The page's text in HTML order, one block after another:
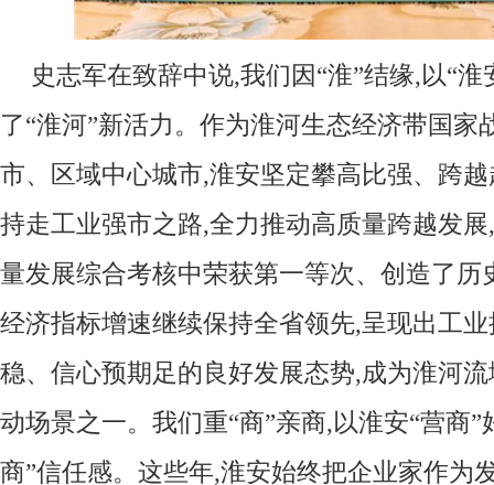
史志军在致辞中说,我们因“淮”结缘,以“
了“淮河”新活力。作为淮河生态经济带国家
市、区域中心城市,淮安坚定攀高比强、跨
持走工业强市之路,全力推动高质量跨越发
量发展综合考核中荣获第一等次、创造了历
经济指标增速继续保持全省领先,呈现出工
稳、信心预期足的良好发展态势,成为淮河
动场景之一。我们重“商”亲商,以淮安“营商”
商”信任感。这些年,淮安始终把企业家作为